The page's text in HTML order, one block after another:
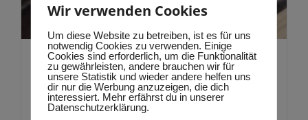
Altholz A1 bis A3
193,93€–536,38€
Wir verwenden Cookies
Um diese Website zu betreiben, ist es für uns
notwendig Cookies zu verwenden. Einige
Cookies sind erforderlich, um die Funktionalität
zu gewährleisten, andere brauchen wir für
unsere Statistik und wieder andere helfen uns
dir nur die Werbung anzuzeigen, die dich
interessiert. Mehr erfährst du in unserer
Datenschutzerklärung.